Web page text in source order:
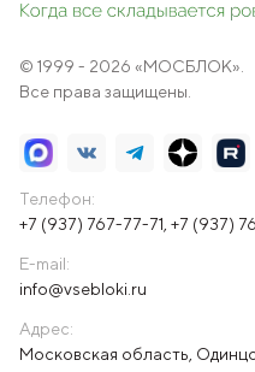
© 1999 - 2026 «МОСБЛОК».
Все права защищены.
Телефон:
+7 (937) 767-77-71 +7 (937)
E-mail:
info@vsebloki.ru
Адрес:
Московская область,